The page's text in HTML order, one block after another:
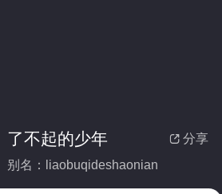
 分享
了不起的少年
别名：liaobuqideshaonian